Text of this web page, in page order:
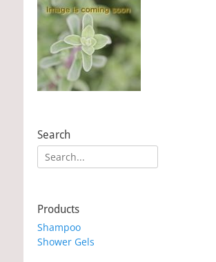
Search
Search
for:
Products
Shampoo
Shower Gels